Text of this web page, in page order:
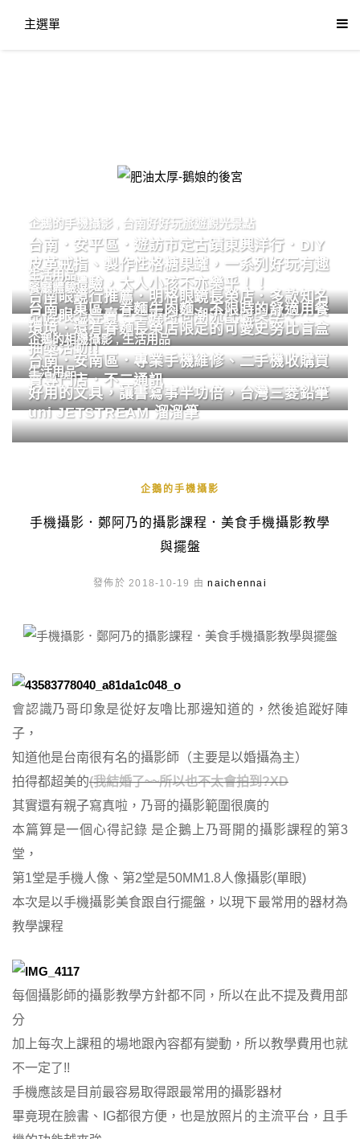
主選單
肥油太厚-鵝娘的後宮
企鵝的手機攝影 台南好好玩旅遊觀光景點
台南．安平區．遊訪市定古蹟東興洋行．DIY
皮革戒指、製作性格糖果罐，一系列好玩有趣
的手作體驗，大人小孩不亦樂乎！！
生活用品
台南眼鏡行推薦．明格眼鏡長榮店．多款知名
品牌眼鏡專賣．掌握時尚潮流配鏡美學。
餐廳體驗
台南．東區．眷麵牛肉麵．不限時的舒適用餐
環境．還有眷麵長榮店限定的可愛史努比盲盒
抽獎活動!!
企鵝的相機攝影,生活用品
台南．安南區．專業手機維修、二手機收購買
賣專門店．不二通訊
生活用品
好用的文具，讓書寫事半功倍，台灣三菱鉛筆
uni JETSTREAM 溜溜筆
企鵝的手機攝影
手機攝影．鄭阿乃的攝影課程．美食手機攝影教學
與擺盤
發佈於 2018-10-19 由naichennai
會認識乃哥印象是從好友嚕比那邊知道的，然後追蹤好陣
子，
知道他是台南很有名的攝影師（主要是以婚攝為主）
拍得都超美的(我結婚了~~所以也不太會拍到?XD
其實還有親子寫真啦，乃哥的攝影範圍很廣的
本篇算是一個心得記錄 是企鵝上乃哥開的攝影課程的第3
堂，
第1堂是手機人像、第2堂是50MM1.8人像攝影(單眼)
本次是以手機攝影美食跟自行擺盤，以現下最常用的器材為
教學課程
每個攝影師的攝影教學方針都不同，所以在此不提及費用部
分
加上每次上課租的場地跟內容都有變動，所以教學費用也就
不一定了!!
手機應該是目前最容易取得跟最常用的攝影器材
畢竟現在臉書、IG都很方便，也是放照片的主流平台，且手